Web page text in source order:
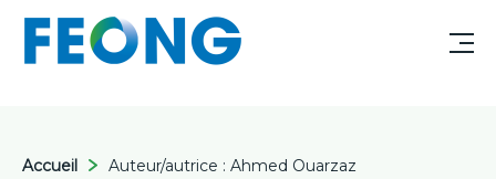
Accueil Auteur/autrice : Ahmed Ouarzaz